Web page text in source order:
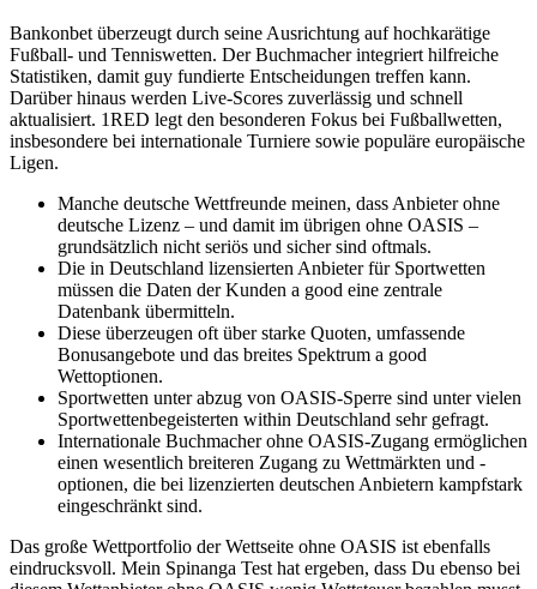
Bankonbet überzeugt durch seine Ausrichtung auf hochkarätige
Fußball- und Tenniswetten. Der Buchmacher integriert hilfreiche
Statistiken, damit guy fundierte Entscheidungen treffen kann.
Darüber hinaus werden Live-Scores zuverlässig und schnell
aktualisiert. 1RED legt den besonderen Fokus bei Fußballwetten,
insbesondere bei internationale Turniere sowie populäre europäische
Ligen.
Manche deutsche Wettfreunde meinen, dass Anbieter ohne
deutsche Lizenz – und damit im übrigen ohne OASIS –
grundsätzlich nicht seriös und sicher sind oftmals.
Die in Deutschland lizensierten Anbieter für Sportwetten
müssen die Daten der Kunden a good eine zentrale
Datenbank übermitteln.
Diese überzeugen oft über starke Quoten, umfassende
Bonusangebote und das breites Spektrum a good
Wettoptionen.
Sportwetten unter abzug von OASIS-Sperre sind unter vielen
Sportwettenbegeisterten within Deutschland sehr gefragt.
Internationale Buchmacher ohne OASIS-Zugang ermöglichen
einen wesentlich breiteren Zugang zu Wettmärkten und -
optionen, die bei lizenzierten deutschen Anbietern kampfstark
eingeschränkt sind.
Das große Wettportfolio der Wettseite ohne OASIS ist ebenfalls
eindrucksvoll. Mein Spinanga Test hat ergeben, dass Du ebenso bei